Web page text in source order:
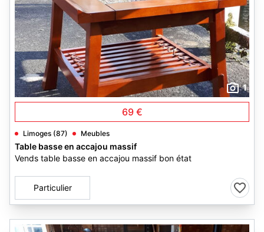
1
69 €
Limoges (87) Meubles
Table basse en accajou massif
Vends table basse en accajou massif bon état
Particulier